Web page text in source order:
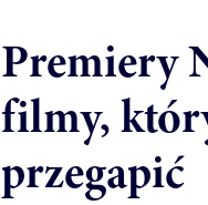
Premiery
filmy,
przegapić